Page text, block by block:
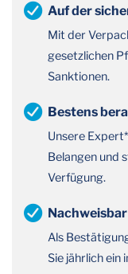
Auf der
Mit der
gesetzlichen
Sanktionen.
Bestens
Unsere
Belangen und
Verfügung.
Als
Sie jährlich ein